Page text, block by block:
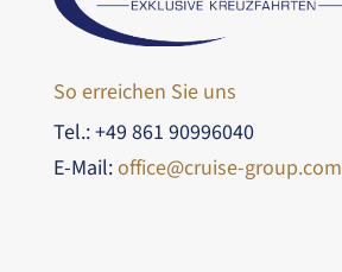
So erreichen Sie uns
Tel.: +49 861 90996040
E-Mail:office@cruise-group.com